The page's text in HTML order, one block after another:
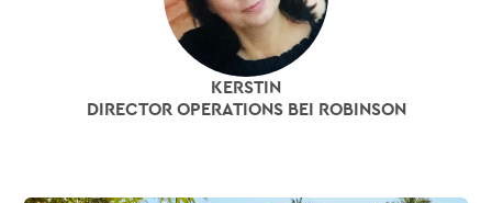
KERSTIN
DIRECTOR OPERATIONS BEI ROBINSON